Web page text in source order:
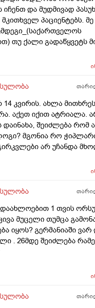
იჩენთ და მუდმივად
პაციენტებს. მე
თუ ქალი გადაწყვეტს
კრიოპრეზერვაცია)
დავუშვათ,
კიდევ ისევ
შემდგომ როგორ
ეწევა დარჩენილ
მათ ვადა გასდით,
სხვა ქალის
არ შეწუხდებით,
კვირის. ახლა
აქეთ იქით ატრიალა.
შეიძლება რომ
მგონია რო
არ უჩანდა
დაახლოებით 1 თვის
მუცელი თუმცა
იყოს? გერმანიაში ვარ
. 26მდე შეიძლება